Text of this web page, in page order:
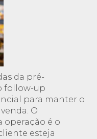
da pré-
follow-up
para manter o
O
operação é o
esteja